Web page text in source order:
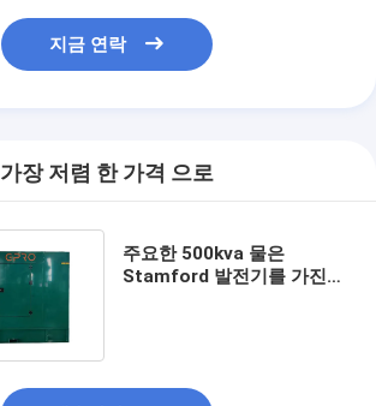
지금 연락
가장 저렴 한 가격 으로
주요한 500kva 물은
Stamford 발전기를 가진